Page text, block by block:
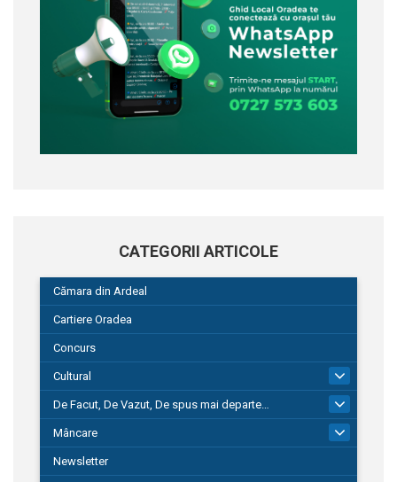
CATEGORII ARTICOLE
Cămara din Ardeal
Cartiere Oradea
Concurs
Cultural
De Facut, De Vazut, De spus mai departe…
580
Mâncare
Newsletter